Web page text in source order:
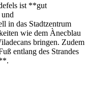
ist **gut
in das Stadtzentrum
wie dem Ànecblau
bringen. Zudem
entlang des Strandes